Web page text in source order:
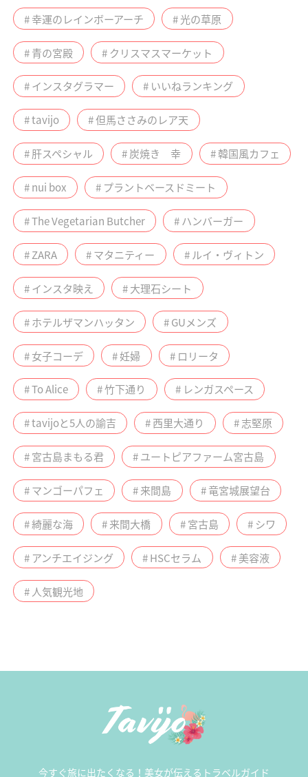
# 幸運のレインボーアーチ # 光の草原
# 青の宮殿 # クリスマスマーケット
# インスタグラマー # いいねランキング
# tavijo # 但馬ささみのレア天
# 肝スペシャル # 炭焼き 幸 # 韓国風カフェ
# nui box # プラントベースドミート
# The Vegetarian Butcher # ハンバーガー
# ZARA # マタニティー # ルイ・ヴィトン
# インスタ映え # 大理石シート
# ホテルザマンハッタン # GUメンズ
# 女子コーデ # 妊婦 # ロリータ
# To Alice # 竹下通り # レンガスペース
# tavijoと5人の諭吉 # 西里大通り # 志堅原
# 宮古島まもる君 # ユートピアファーム宮古島
# マンゴーパフェ # 来間島 # 竜宮城展望台
# 綺麗な海 # 来間大橋 # 宮古島 # シワ
# アンチエイジング # HSCセラム # 美容液
# 人気観光地
今すぐ旅に出たくなる！美女が伝えるトラベルガイド